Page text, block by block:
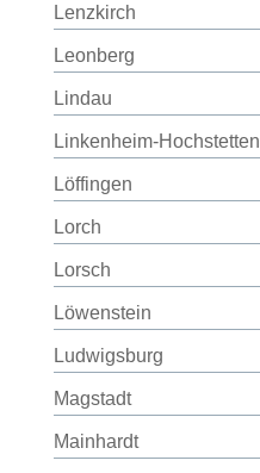
Lenzkirch
Leonberg
Lindau
Linkenheim-Hochstetten
Löffingen
Lorch
Lorsch
Löwenstein
Ludwigsburg
Magstadt
Mainhardt